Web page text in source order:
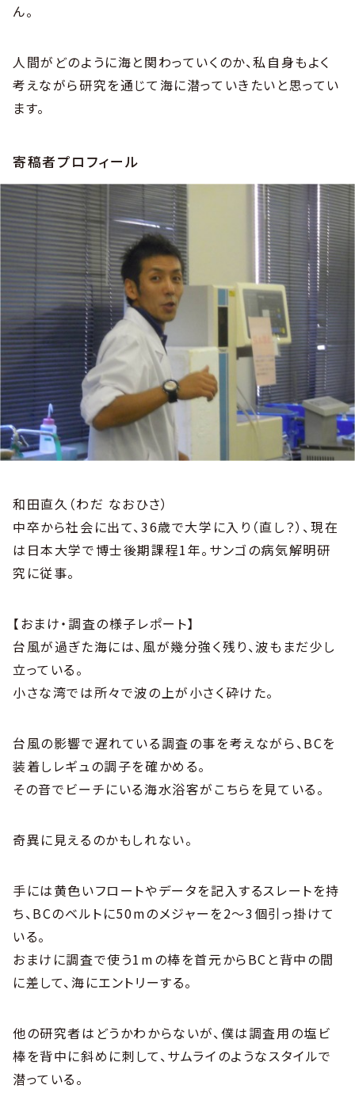
ん。
人間がどのように海と関わっていくのか、私自身もよく
考えながら研究を通じて海に潜っていきたいと思ってい
ます。
寄稿者プロフィール
和田直久（わだ なおひさ）
中卒から社会に出て、36歳で大学に入り（直し？）、現在
は日本大学で博士後期課程1年。サンゴの病気解明研
究に従事。
【おまけ・調査の様子レポート】
台風が過ぎた海には、風が幾分強く残り、波もまだ少し
立っている。
小さな湾では所々で波の上が小さく砕けた。
台風の影響で遅れている調査の事を考えながら、BCを
装着しレギュの調子を確かめる。
その音でビーチにいる海水浴客がこちらを見ている。
奇異に見えるのかもしれない。
手には黄色いフロートやデータを記入するスレートを持
ち、BCのベルトに50mのメジャーを2〜3個引っ掛けて
いる。
おまけに調査で使う1mの棒を首元からBCと背中の間
に差して、海にエントリーする。
他の研究者はどうかわからないが、僕は調査用の塩ビ
棒を背中に斜めに刺して、サムライのようなスタイルで
潜っている。